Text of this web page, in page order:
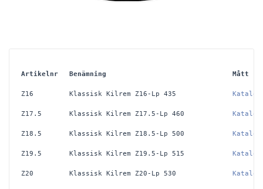
Artikelnr Benämning Mått
Z16 Klassisk Kilrem Z16-Lp 435 Katalog
Z17.5 Klassisk Kilrem Z17.5-Lp 460 Katalog
Z18.5 Klassisk Kilrem Z18.5-Lp 500 Katalog
Z19.5 Klassisk Kilrem Z19.5-Lp 515 Katalog
Z20 Klassisk Kilrem Z20-Lp 530 Katalog